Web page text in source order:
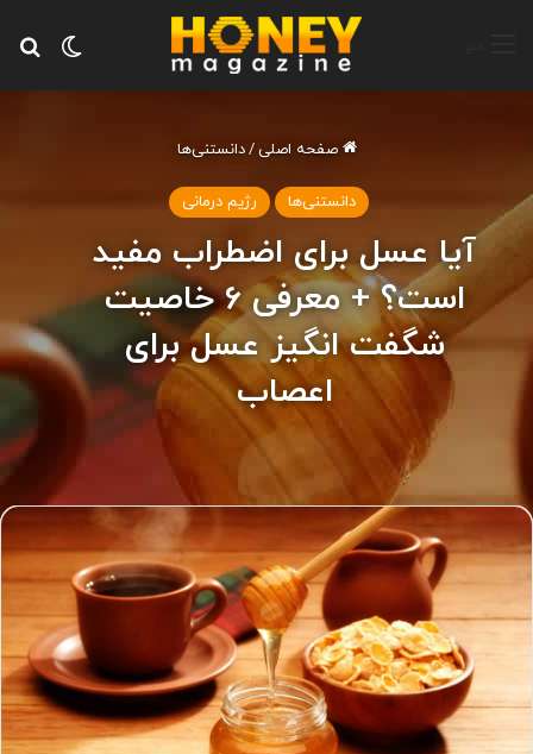
تغییر
صفحه اصلی/دانستنی‌ها
دانستنی‌ها رژیم درمانی
آیا عسل برای اضطراب مفید
است؟ + معرفی 6 خاصیت
شگفت انگیز عسل برای
اعصاب